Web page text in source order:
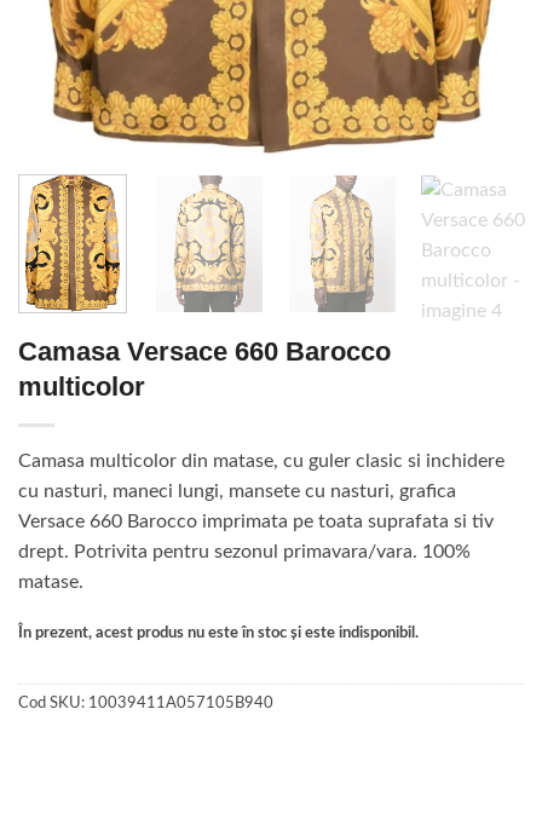
Camasa Versace 660 Barocco
multicolor
Camasa multicolor din matase, cu guler clasic si inchidere
cu nasturi, maneci lungi, mansete cu nasturi, grafica
Versace 660 Barocco imprimata pe toata suprafata si tiv
drept. Potrivita pentru sezonul primavara/vara. 100%
matase.
În prezent, acest produs nu este în stoc și este indisponibil.
Cod SKU: 10039411A057105B940